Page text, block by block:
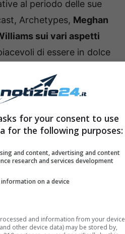
al periodo delle sue
Archetypes, Meghan
sui vari aspetti
di essere in dolce
gravidanze
for your consent to use
for the following purposes:
and content, advertising and content
research and services development
on a device
and information from your device
other device data) may be stored by,